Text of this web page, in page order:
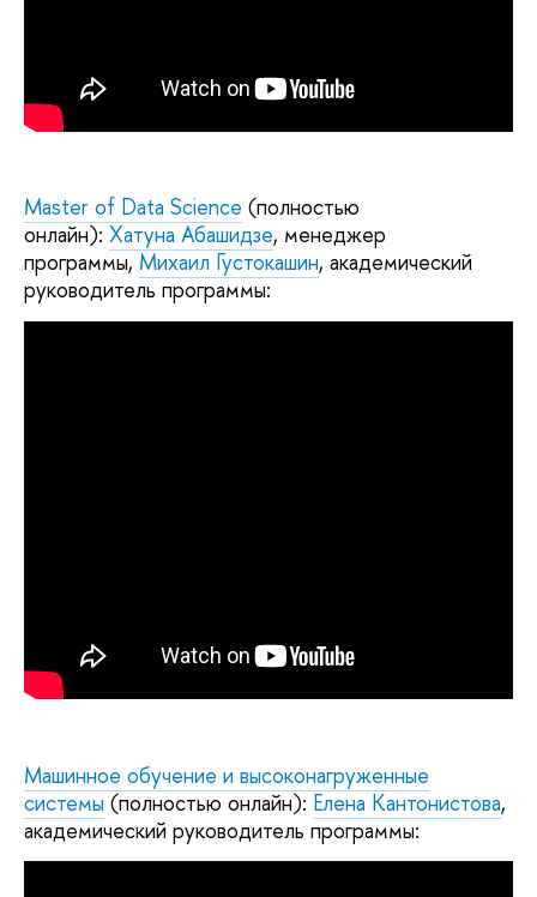
Master of Data Science (полностью
онлайн): Хатуна Абашидзе, менеджер
программы, Михаил Густокашин, академический
руководитель программы:
Машинное обучение и высоконагруженные
системы (полностью онлайн): Елена Кантонистова,
академический руководитель программы: